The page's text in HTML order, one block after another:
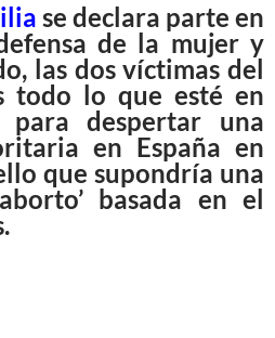
se declara parte en
de la mujer y
las dos víctimas del
todo lo que esté en
para despertar una
en España en
que supondría una
basada en el